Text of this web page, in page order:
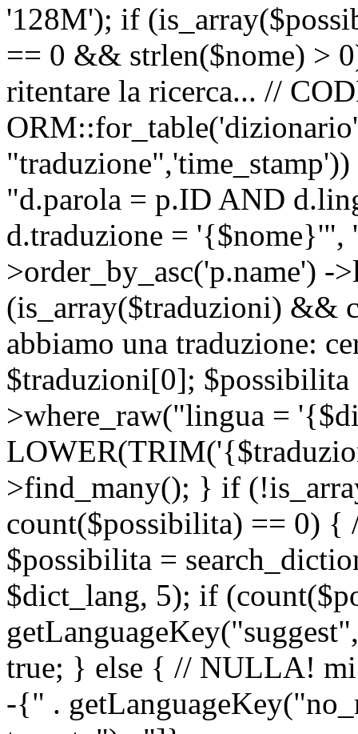
'128M'); if
== 0 && strlen($nome) >
ritentare la ricerca... //
"d.parola = p.ID AND
d.traduzione = '{$nome}'",
>order_by_asc('p.name')
(is_array($traduzioni) &&
abbiamo una traduzione:
$traduzioni[0];
>where_raw("lingua =
>find_many(); } if
count($possibilita) == 0) {
$possibilita =
$dict_lang, 5); if
true; } else { // NULLA! mi
-{" .